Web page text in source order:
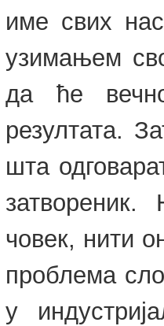
име свих
узимањем
да ће
резултата.
шта
човек, нити
проблема
у